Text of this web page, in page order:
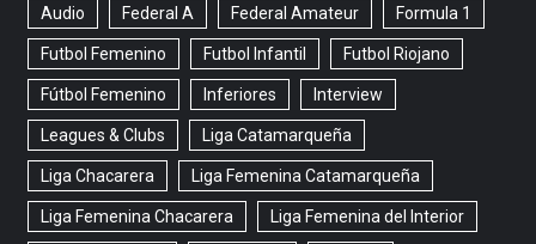
Audio Federal A Federal Amateur Formula 1
Futbol Femenino Futbol Infantil Futbol Riojano
Fútbol Femenino Inferiores Interview
Leagues & Clubs Liga Catamarqueña
Liga Chacarera Liga Femenina Catamarqueña
Liga Femenina Chacarera Liga Femenina del Interior